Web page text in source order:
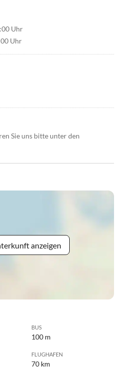
Uhr
Uhr
Sie uns bitte unter den
anzeigen
BUS
100 m
FLUGHAFEN
70 km